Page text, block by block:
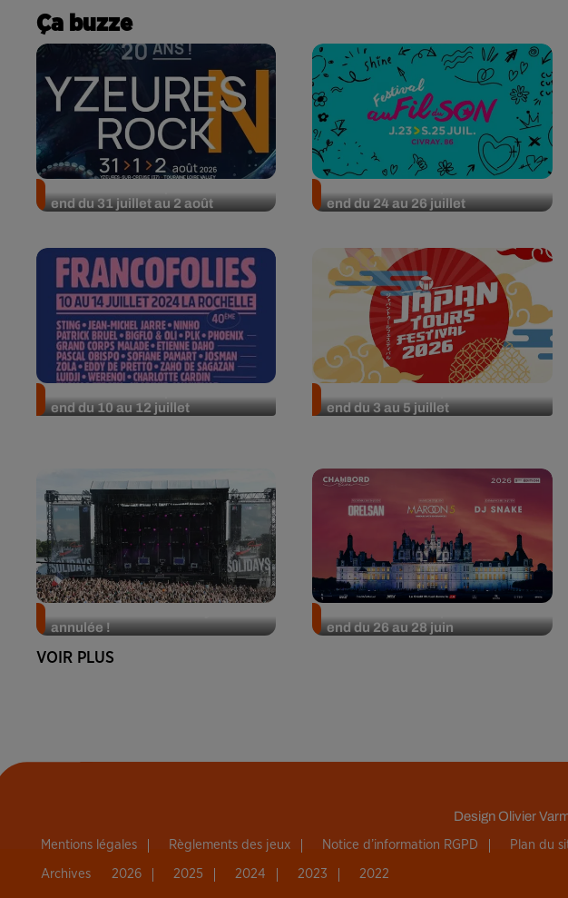
Ça buzze
end du 31 juillet au 2 août
end du 24 au 26 juillet
end du 10 au 12 juillet
end du 3 au 5 juillet
annulée !
end du 26 au 28 juin
VOIR PLUS
DesignOlivier
Mentions légales Règlements des jeux Notice d’information RGPD Plan du
Archives 2026 2025 2024 2023 2022